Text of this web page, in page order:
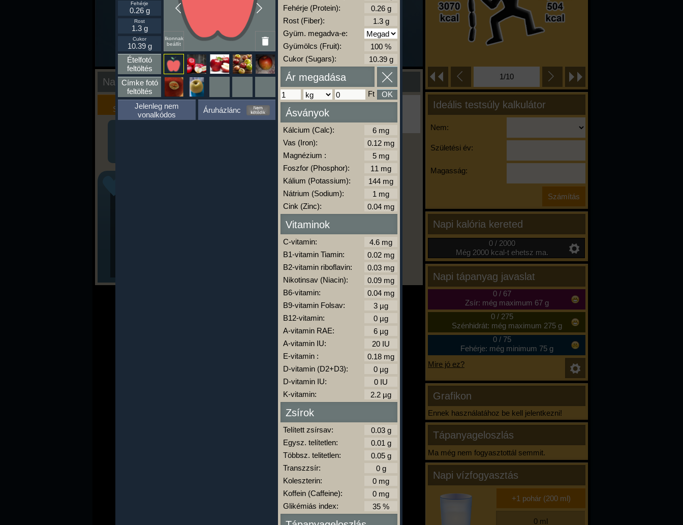
1/10
Ideális testsúly kalkulátor
Nem:
Születési év:
Magasság:
Napi kalória kereted
0 / 2000
Még 2000 kcal-t ehetsz ma.
Napi tápanyag javaslat
0/ 67
Zsír: még maximum 67 g
0/ 275
Szénhidrát: még maximum 275 g
0/ 75
Fehérje: még minimum 75 g
Mire jó ez?
Grafikon
Ennek használatához be kell jelentkezni!
Tápanyageloszlás
Ma még nem fogyasztottál semmit.
Napi vízfogyasztás
Nap kiértékelése
Kalória
Szimulátor
Szöveges
Értékelés
Ha ma már nem eszel/sportolsz többet,
kattints a kiértékelésre!
A Kalória Szimulátor Prémium funkció.
kalóriabázis.hu
-
Ikonnak
beállít
Fehérje
0.26 g
Rost
1.3 g
Cukor
10.39 g
Ételfotó
feltöltés
Címke fotó
feltöltés
Jelenleg nem
vonalkódos
Áruházlánc
Fehérje (Protein):
Rost (Fiber):
Gyüm. megadva-e:
Gyümölcs (Fruit):
Cukor (Sugars):
Ár megadása
Ft OK
Ásványok
Kálcium (Calc):
Vas (Iron):
Magnézium :
Foszfor (Phosphor):
Kálium (Potassium):
Nátrium (Sodium):
Cink (Zinc):
Vitaminok
C-vitamin:
B1-vitamin Tiamin:
B2-vitamin riboflavin:
Nikotinsav (Niacin):
B6-vitamin:
B9-vitamin Folsav:
B12-vitamin:
A-vitamin RAE:
A-vitamin IU:
E-vitamin :
D-vitamin (D2+D3):
D-vitamin IU:
K-vitamin:
Zsírok
Telített zsírsav:
Egysz. telítetlen:
Többsz. telitetlen:
Transzzsír:
Koleszterin:
Koffein (Caffeine):
Glikémiás index: